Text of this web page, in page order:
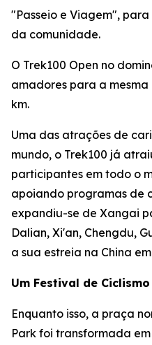
"Passeio e Viagem",
da comunidade.
O Trek100 Open no
amadores para a
km.
Uma das atrações de
mundo, o Trek100 já
participantes em todo o
apoiando programas de
expandiu-se de Xangai
Dalian, Xi'an, Chengdu,
a sua estreia na China em
Um Festival de
Enquanto isso, a praça
Park foi transformada